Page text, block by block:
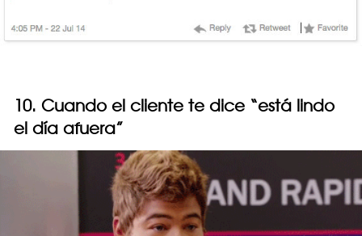
10. Cuando el cliente te dice “está lindo
el día afuera”